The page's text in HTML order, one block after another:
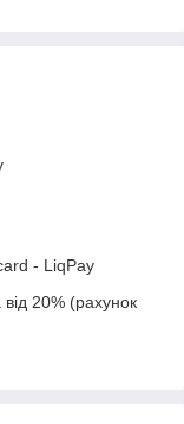
- LiqPay
від 20% (рахунок